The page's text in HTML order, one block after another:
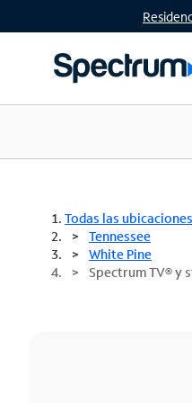
Todas las ubicaciones
Tennessee
White Pine
Spectrum TV® y